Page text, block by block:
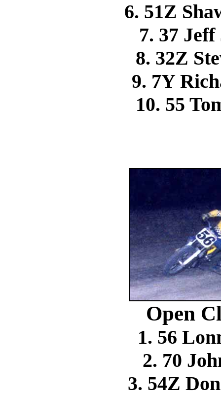
6. 51Z
7. 37
8. 32Z
9. 7Y
10. 55
Open
1. 56
2. 70
3. 54Z